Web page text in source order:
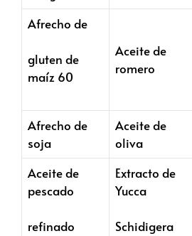
Afrecho de
gluten de
maíz 60
Aceite de
romero
Afrecho de
soja
Aceite de
oliva
Aceite de
pescado
refinado
Extracto de
Yucca
Schidigera